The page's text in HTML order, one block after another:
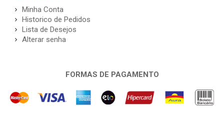
Minha Conta
Historico de Pedidos
Lista de Desejos
Alterar senha
FORMAS DE PAGAMENTO